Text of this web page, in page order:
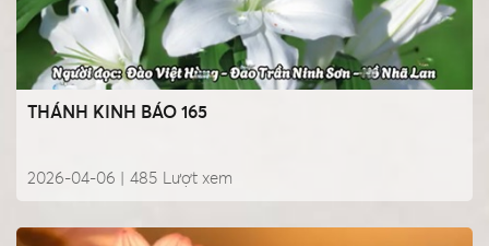
THÁNH KINH BÁO 165
2026-04-06 | Lượt xem
485